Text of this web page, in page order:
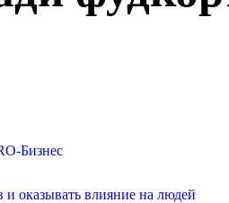
Бизнес
и оказывать влияние на людей